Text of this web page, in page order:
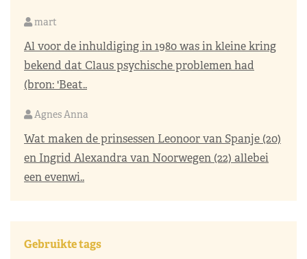
mart
Al voor de inhuldiging in 1980 was in kleine kring
bekend dat Claus psychische problemen had
(bron: 'Beat..
Agnes Anna
Wat maken de prinsessen Leonoor van Spanje (20)
en Ingrid Alexandra van Noorwegen (22) allebei
een evenwi..
Gebruikte tags